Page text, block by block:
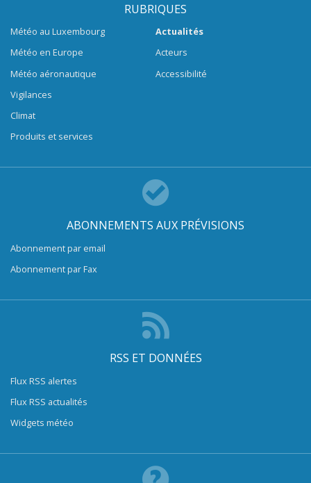
RUBRIQUES
Météo au Luxembourg
Météo en Europe
Météo aéronautique
Vigilances
Climat
Produits et services
Actualités
Acteurs
Accessibilité
ABONNEMENTS AUX PRÉVISIONS
Abonnement par email
Abonnement par Fax
RSS ET DONNÉES
Flux RSS alertes
Flux RSS actualités
Widgets météo